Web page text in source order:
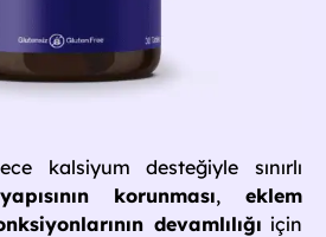
kalsiyum desteğiyle sınırlı
korunması, eklem
devamlılığı için